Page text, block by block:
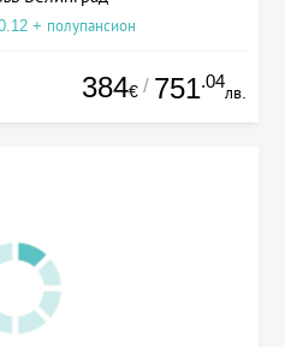
+ полупансион
384€ / 751.04
лв.